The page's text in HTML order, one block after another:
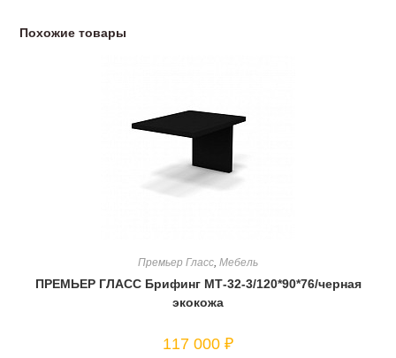
Похожие товары
Премьер Гласс, Мебель
ПРЕМЬЕР ГЛАСС Брифинг МТ-32-3/120*90*76/черная
экокожа
117 000 ₽